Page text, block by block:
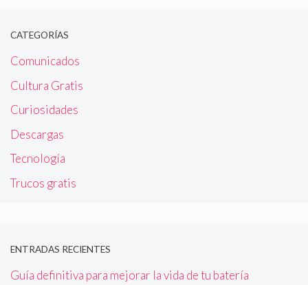
CATEGORÍAS
Comunicados
Cultura Gratis
Curiosidades
Descargas
Tecnología
Trucos gratis
ENTRADAS RECIENTES
Guía definitiva para mejorar la vida de tu batería